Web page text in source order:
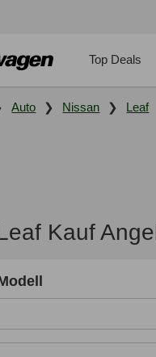
Top Deals
Auto Nissan Leaf
Kauf